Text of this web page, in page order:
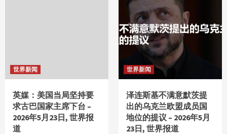
世界新闻
英媒：美国当局坚持要
求古巴国家主席下台 –
2026年5月23日, 世界报
道
世界新闻
泽连斯基不满意默茨提
出的乌克兰欧盟成员国
地位的提议 – 2026年5月
23日, 世界报道